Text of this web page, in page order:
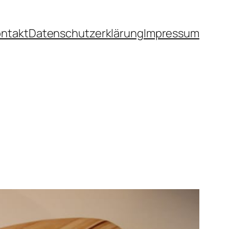
DatenschutzerklärungImpressum